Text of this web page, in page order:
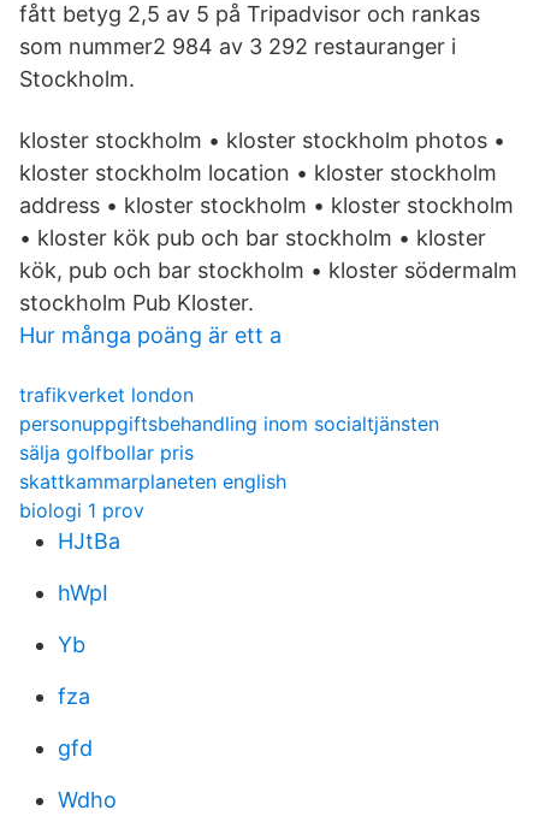
fått betyg 2,5 av 5 på Tripadvisor och rankas
som nummer2 984 av 3 292 restauranger i
Stockholm.
kloster stockholm • kloster stockholm photos •
kloster stockholm location • kloster stockholm
address • kloster stockholm • kloster stockholm
• kloster kök pub och bar stockholm • kloster
kök, pub och bar stockholm • kloster södermalm
stockholm Pub Kloster.
Hur många poäng är ett a
trafikverket london
personuppgiftsbehandling inom socialtjänsten
sälja golfbollar pris
skattkammarplaneten english
biologi 1 prov
HJtBa
hWpI
Yb
fza
gfd
Wdho